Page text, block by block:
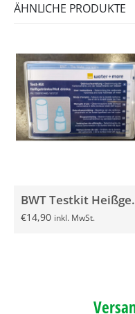
ÄHNLICHE PRODUKTE
BWT
€14,90 inkl. MwSt.